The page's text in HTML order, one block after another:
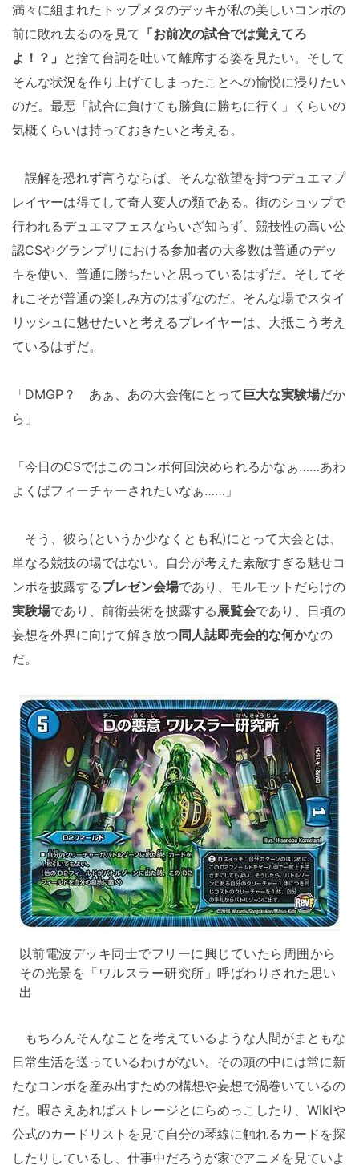
満々に組まれたトップメタのデッキが私の美しいコンボの
前に敗れ去るのを見て 「お前次の試合では覚えてろ
よ！？」 と捨て台詞を吐いて離席する姿を見たい。そして
そんな状況を作り上げてしまったことへの愉悦に浸りたい
のだ。最悪「試合に負けても勝負に勝ちに行く」くらいの
気概くらいは持っておきたいと考える。
誤解を恐れず言うならば、そんな欲望を持つデュエマプ
レイヤーは得てして奇人変人の類である。街のショップで
行われるデュエマフェスならいざ知らず、競技性の高い公
認CSやグランプリにおける参加者の大多数は普通のデッ
キを使い、普通に勝ちたいと思っているはずだ。そしてそ
れこそが普通の楽しみ方のはずなのだ。そんな場でスタイ
リッシュに魅せたいと考えるプレイヤーは、大抵こう考え
ているはずだ。
「DMGP？ あぁ、あの大会俺にとって巨大な実験場だか
ら」
「今日のCSではこのコンボ何回決められるかなぁ……あわ
よくばフィーチャーされたいなぁ……」
そう、彼ら(というか少なくとも私)にとって大会とは、
単なる競技の場ではない。自分が考えた素敵すぎる魅せコ
ンボを披露するプレゼン会場であり、モルモットだらけの
実験場であり、前衛芸術を披露する 展覧会であり、日頃の
妄想を外界に向けて解き放つ同人誌即売会的な何かなの
だ。
以前電波デッキ同士でフリーに興じていたら周囲から
その光景を「ワルスラー研究所」呼ばわりされた思い
出
もちろんそんなことを考えているような人間がまともな
日常生活を送っているわけがない。その頭の中には常に新
たなコンボを産み出すための構想や妄想で渦巻いているの
だ。暇さえあればストレージとにらめっこしたり、Wikiや
公式のカードリストを見て自分の琴線に触れるカードを探
したりしているし、仕事中だろうが家でアニメを見ていよ